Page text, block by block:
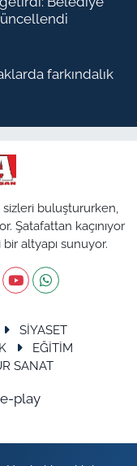
farkındalık
buluştururken,
Şatafattan kaçınıyor
altyapı sunuyor.
SİYASET
EĞİTİM
SANAT